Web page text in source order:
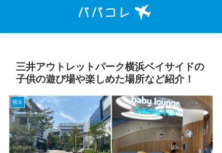
三井アウトレットパーク横浜ベイサイドの
子供の遊び場や楽しめた場所など紹介！
横浜